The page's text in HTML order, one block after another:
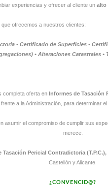
experiencias y ofrecer al cliente un alto
ofrecemos a nuestros clientes:
• Certificado de Superficies •
• Alteraciones Catastrales •
completa oferta en Informes de Tasación
a la Administración, para determinar
asumir el compromiso de cumplir sus
merece.
Tasación Pericial Contradictoria (T.P.C.),
Castellón y Alicante.
¿CONVENCID@?